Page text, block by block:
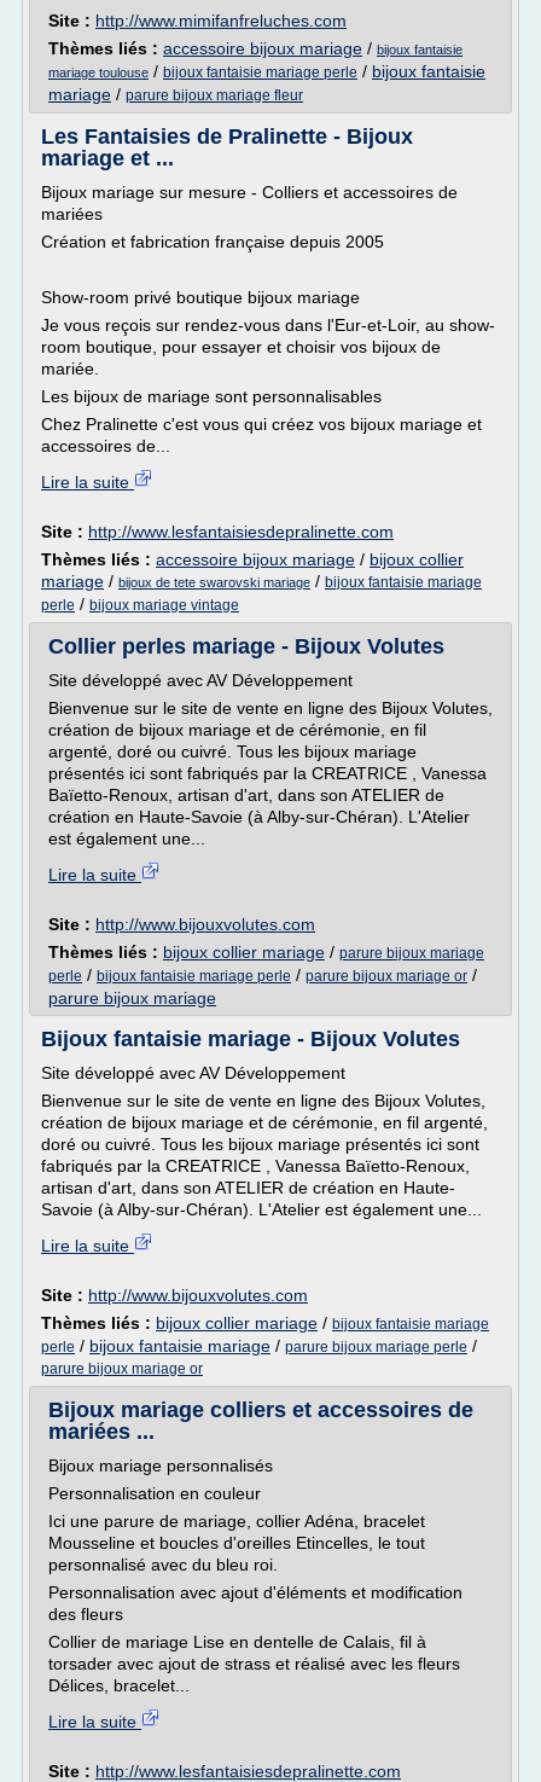
Site : http://www.mimifanfreluches.com
Thèmes liés : accessoire bijoux mariage / bijoux fantaisie
mariage toulouse / bijoux fantaisie mariage perle / bijoux fantaisie
mariage / parure bijoux mariage fleur
Les Fantaisies de Pralinette - Bijoux
mariage et ...
Bijoux mariage sur mesure - Colliers et accessoires de
mariées
Création et fabrication française depuis 2005
Show-room privé boutique bijoux mariage
Je vous reçois sur rendez-vous dans l'Eur-et-Loir, au show-
room boutique, pour essayer et choisir vos bijoux de
mariée.
Les bijoux de mariage sont personnalisables
Chez Pralinette c'est vous qui créez vos bijoux mariage et
accessoires de...
Lire la suite
Site : http://www.lesfantaisiesdepralinette.com
Thèmes liés : accessoire bijoux mariage / bijoux collier
mariage / bijoux de tete swarovski mariage / bijoux fantaisie mariage
perle / bijoux mariage vintage
Collier perles mariage - Bijoux Volutes
Site développé avec AV Développement
Bienvenue sur le site de vente en ligne des Bijoux Volutes,
création de bijoux mariage et de cérémonie, en fil
argenté, doré ou cuivré. Tous les bijoux mariage
présentés ici sont fabriqués par la CREATRICE , Vanessa
Baïetto-Renoux, artisan d'art, dans son ATELIER de
création en Haute-Savoie (à Alby-sur-Chéran). L'Atelier
est également une...
Lire la suite
Site : http://www.bijouxvolutes.com
Thèmes liés : bijoux collier mariage / parure bijoux mariage
perle / bijoux fantaisie mariage perle / parure bijoux mariage or /
parure bijoux mariage
Bijoux fantaisie mariage - Bijoux Volutes
Site développé avec AV Développement
Bienvenue sur le site de vente en ligne des Bijoux Volutes,
création de bijoux mariage et de cérémonie, en fil argenté,
doré ou cuivré. Tous les bijoux mariage présentés ici sont
fabriqués par la CREATRICE , Vanessa Baïetto-Renoux,
artisan d'art, dans son ATELIER de création en Haute-
Savoie (à Alby-sur-Chéran). L'Atelier est également une...
Lire la suite
Site : http://www.bijouxvolutes.com
Thèmes liés : bijoux collier mariage / bijoux fantaisie mariage
perle / bijoux fantaisie mariage / parure bijoux mariage perle /
parure bijoux mariage or
Bijoux mariage colliers et accessoires de
mariées ...
Bijoux mariage personnalisés
Personnalisation en couleur
Ici une parure de mariage, collier Adéna, bracelet
Mousseline et boucles d'oreilles Etincelles, le tout
personnalisé avec du bleu roi.
Personnalisation avec ajout d'éléments et modification
des fleurs
Collier de mariage Lise en dentelle de Calais, fil à
torsader avec ajout de strass et réalisé avec les fleurs
Délices, bracelet...
Lire la suite
Site : http://www.lesfantaisiesdepralinette.com